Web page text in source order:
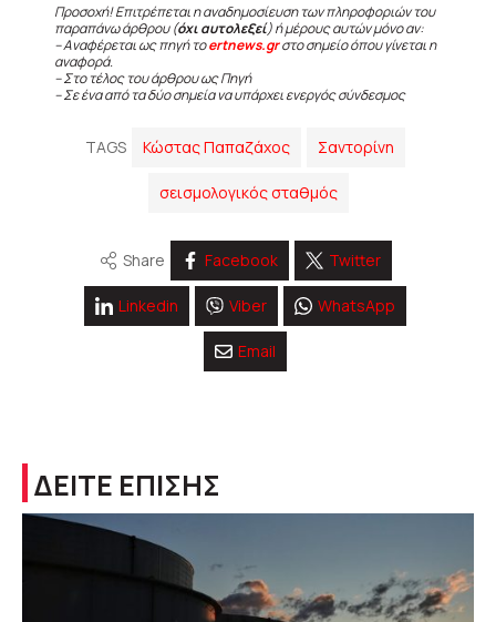
Προσοχή! Επιτρέπεται η αναδημοσίευση των πληροφοριών του
παραπάνω άρθρου (όχι αυτολεξεί) ή μέρους αυτών μόνο αν:
– Αναφέρεται ως πηγή τοertnews.grστο σημείο όπου γίνεται η
αναφορά.
– Στο τέλος του άρθρου ως Πηγή
– Σε ένα από τα δύο σημεία να υπάρχει ενεργός σύνδεσμος
TAGS Κώστας Παπαζάχος Σαντορίνη
σεισμολογικός σταθμός
Share Facebook Twitter
Linkedin Viber WhatsApp
Email
ΔΕΙΤΕ ΕΠΙΣΗΣ